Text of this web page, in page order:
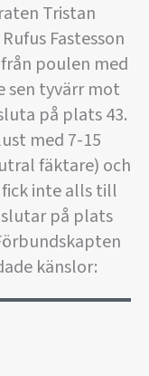
Tristan
Fastesson
poulen med
sen tyvärr mot
på plats 43.
med 7-15
fäktare) och
inte alls till
på plats
känslor: